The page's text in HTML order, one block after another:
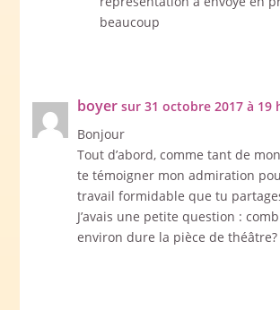
beaucoup
boyer sur 31 octobre 2017 à 19
Bonjour
Tout d’abord, comme tant de
te témoigner mon admiration
travail formidable que tu
J’avais une petite question :
environ dure la pièce de théâtre?